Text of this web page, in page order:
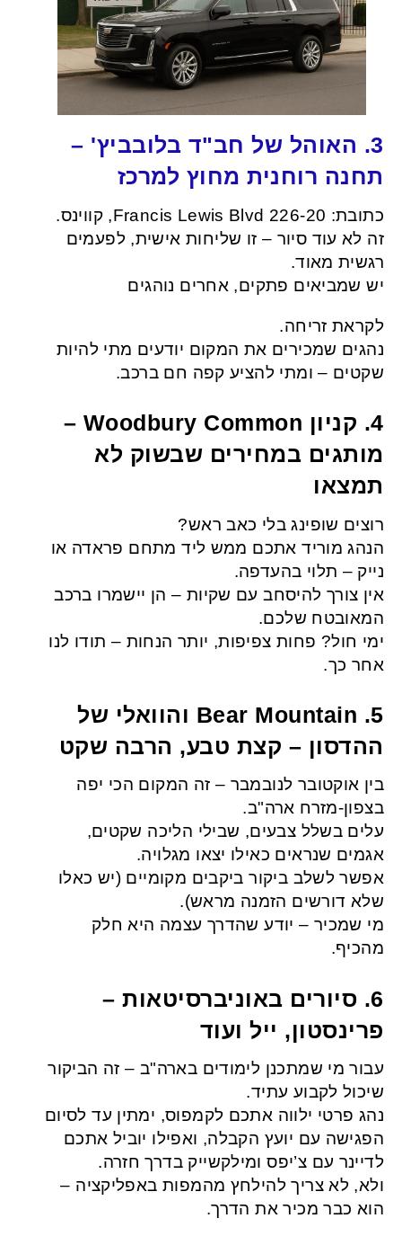
3. האוהל של חב"ד בלובביץ' –
תחנה רוחנית מחוץ למרכז
כתובת: 226-20 Francis Lewis Blvd, קווינס.
זה לא עוד סיור – זו שליחות אישית, לפעמים
רגשית מאוד.
יש שמביאים פתקים, אחרים נוהגים
לקראת זריחה.
נהגים שמכירים את המקום יודעים מתי להיות
שקטים – ומתי להציע קפה חם ברכב.
4. קניון Woodbury Common –
מותגים במחירים שבשוק לא
תמצאו
רוצים שופינג בלי כאב ראש?
הנהג מוריד אתכם ממש ליד מתחם פראדה או
נייק – תלוי בהעדפה.
אין צורך להיסחב עם שקיות – הן יישמרו ברכב
המאובטח שלכם.
ימי חול? פחות צפיפות, יותר הנחות – תודו לנו
אחר כך.
5. Bear Mountain והוואלי של
ההדסון – קצת טבע, הרבה שקט
בין אוקטובר לנובמבר – זה המקום הכי יפה
בצפון-מזרח ארה"ב.
עלים בשלל צבעים, שבילי הליכה שקטים,
אגמים שנראים כאילו יצאו מגלויה.
אפשר לשלב ביקור ביקבים מקומיים (יש כאלו
שלא דורשים הזמנה מראש).
מי שמכיר – יודע שהדרך עצמה היא חלק
מהכיף.
6. סיורים באוניברסיטאות –
פרינסטון, ייל ועוד
עבור מי שמתכנן לימודים בארה"ב – זה הביקור
שיכול לקבוע עתיד.
נהג פרטי ילווה אתכם לקמפוס, ימתין עד לסיום
הפגישה עם יועץ הקבלה, ואפילו יוביל אתכם
לדיינר עם צ’יפס ומילקשייק בדרך חזרה.
ולא, לא צריך להילחץ מהמפות באפליקציה –
הוא כבר מכיר את הדרך.